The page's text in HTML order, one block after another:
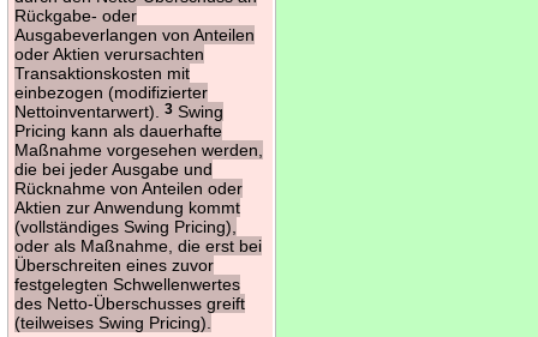
Rückgabe- oder
Ausgabeverlangen von Anteilen
oder Aktien verursachten
Transaktionskosten mit
einbezogen (modifizierter
Nettoinventarwert).3 Swing
Pricing kann als dauerhafte
Maßnahme vorgesehen werden,
die bei jeder Ausgabe und
Rücknahme von Anteilen oder
Aktien zur Anwendung kommt
(vollständiges Swing Pricing),
oder als Maßnahme, die erst bei
Überschreiten eines zuvor
festgelegten Schwellenwertes
des Netto-Überschusses greift
(teilweises Swing Pricing).